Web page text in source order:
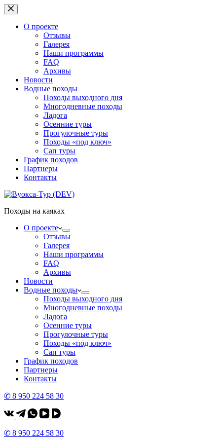
Перейти
к
сути
О проекте
Отзывы
Галерея
Наши программы
FAQ
Архивы
Новости
Водные походы
Походы выходного дня
Многодневные походы
Ладога
Осенние туры
Прогулочные туры
Походы «под ключ»
Сап туры
График походов
Партнеры
Контакты
Походы на каяках
О проекте
Отзывы
Галерея
Наши программы
FAQ
Архивы
Новости
Водные походы
Походы выходного дня
Многодневные походы
Ладога
Осенние туры
Прогулочные туры
Походы «под ключ»
Сап туры
График походов
Партнеры
Контакты
✆ 8 950 224 58 30
✆ 8 950 224 58 30